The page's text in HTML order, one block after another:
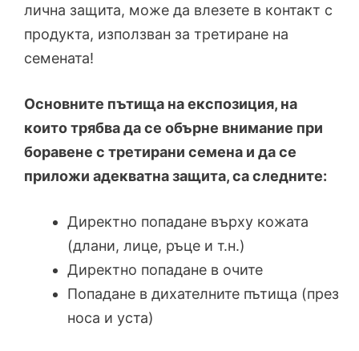
лична защита, може да влезете в контакт с
продукта, използван за третиране на
семената!
Основните пътища на експозиция, на
които трябва да се обърне внимание при
боравене с третирани семена и да се
приложи адекватна защита, са следните:
Директно попадане върху кожата
(длани, лице, ръце и т.н.)
Директно попадане в очите
Попадане в дихателните пътища (през
носа и уста)